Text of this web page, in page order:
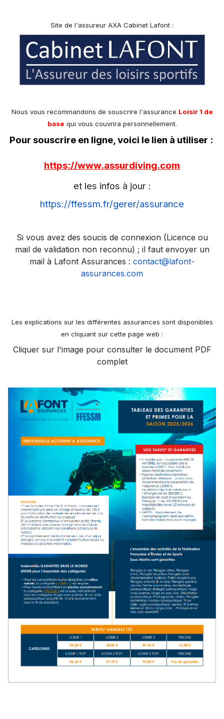
Site de l'assureur AXA Cabinet Lafont :
Nous vous recommandons de souscrire l'assurance Loisir 1 de
base qui vous couvrira personnellement.
Pour souscrire en ligne, voici le lien à utiliser :
https://www.assurdiving.com
et les infos à jour :
https://ffessm.fr/gerer/assurance
Si vous avez des soucis de connexion (Licence ou
mail de validation non reconnu) ; il faut envoyer un
mail à Lafont Assurances : contact@lafont-
assurances.com
Les explications sur les différentes assurances sont disponibles
en cliquant sur cette page web :
Cliquer sur l'image pour consulter le document PDF
complet